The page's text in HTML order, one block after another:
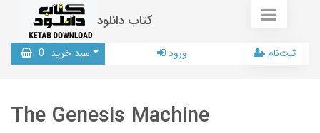
کتاب دانلود
سبد خرید 0 ورود ثبت‌نام
The Genesis Machine